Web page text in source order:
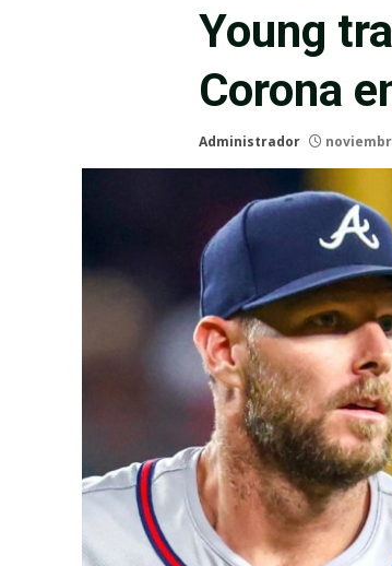
Young
Corona
Administrador